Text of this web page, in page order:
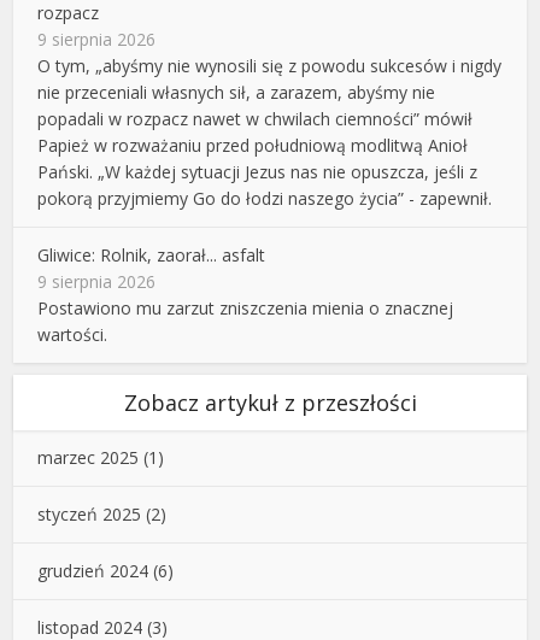
rozpacz
9 sierpnia 2026
O tym, „abyśmy nie wynosili się z powodu sukcesów i nigdy
nie przeceniali własnych sił, a zarazem, abyśmy nie
popadali w rozpacz nawet w chwilach ciemności” mówił
Papież w rozważaniu przed południową modlitwą Anioł
Pański. „W każdej sytuacji Jezus nas nie opuszcza, jeśli z
pokorą przyjmiemy Go do łodzi naszego życia” - zapewnił.
Gliwice: Rolnik, zaorał... asfalt
9 sierpnia 2026
Postawiono mu zarzut zniszczenia mienia o znacznej
wartości.
Zobacz artykuł z przeszłości
marzec 2025 (1)
styczeń 2025 (2)
grudzień 2024 (6)
listopad 2024 (3)